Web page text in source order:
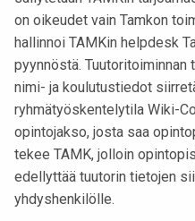
on oikeudet vain Tamkon
hallinnoi TAMKin helpdesk
pyynnöstä.
nimi- ja koulutustiedot
ryhmätyöskentelytila Wiki-
opintojakso, josta saa
tekee TAMK, jolloin
edellyttää tuutorin tietojen
yhdyshenkilölle.